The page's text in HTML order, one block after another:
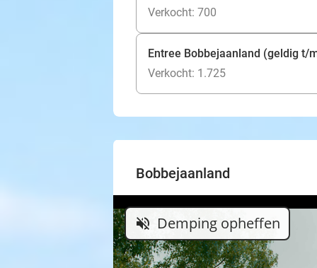
Verkocht: 700
Entree Bobbejaanland (geldig t/
Verkocht: 1.725
Bobbejaanland
volume_off Demping opheffen